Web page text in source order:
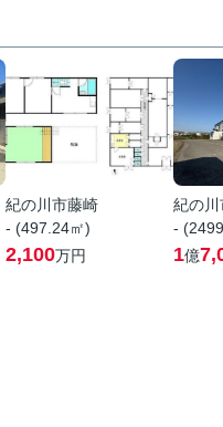
紀の川市藤崎
- (497.24㎡)
2,100万円
紀の川
-
1億